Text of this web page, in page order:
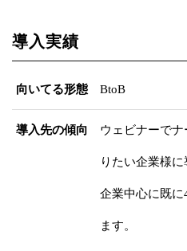
導入実績
向いてる形態 BtoB
導入先の傾向 ウェビナーで
りたい企業様
企業中心に既に
ます。